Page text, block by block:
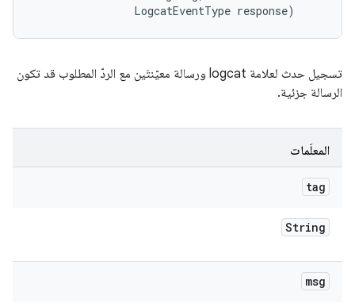
                LogcatEventType response)
تسجيل حدث لعلامة logcat ورسالة معيّنتَين مع الردّ المطلوب قد تكون
الرسالة جزئية.
المعلَمات
tag
String
msg